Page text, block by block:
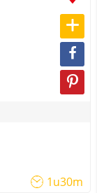
1u30m